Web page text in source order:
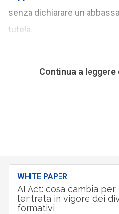
senza dichiarare un
tutela.
Continua a
WHITE PAPER
AI Act: cosa cambia
l’entrata in vigore dei
formativi